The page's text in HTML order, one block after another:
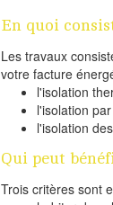
En quoi
Les travaux
votre facture
l'isolation
l'isolation
l'isolation
Qui peut
Trois critères sont